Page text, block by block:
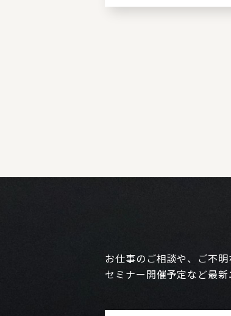
お仕事のご相談や、ご不
セミナー開催予定など最